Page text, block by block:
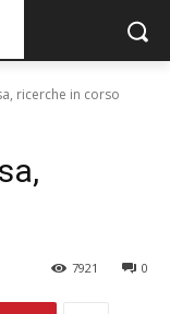
ricerche in corso
0
7921